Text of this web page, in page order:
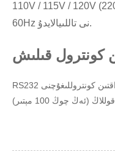
110V / 115V / 120V (220V / 230V / 240V) دىن 50Hz ياكى
60Hz نى تاللىيالايدۇ.
كونترول قىلىش
RS232 سانلىق مەلۇماتنى بىرلەشتۈرۈش ۋە يىراقتىن كونتروللىغۇچنى
قوللاڭ (ئەڭ چوڭ 100 مېتىر)